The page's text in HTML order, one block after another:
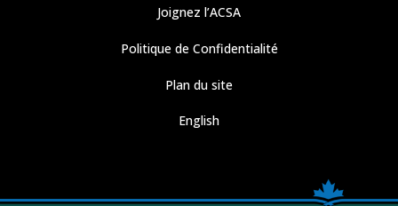
Joignez l’ACSA
Politique de Confidentialité
Plan du site
English